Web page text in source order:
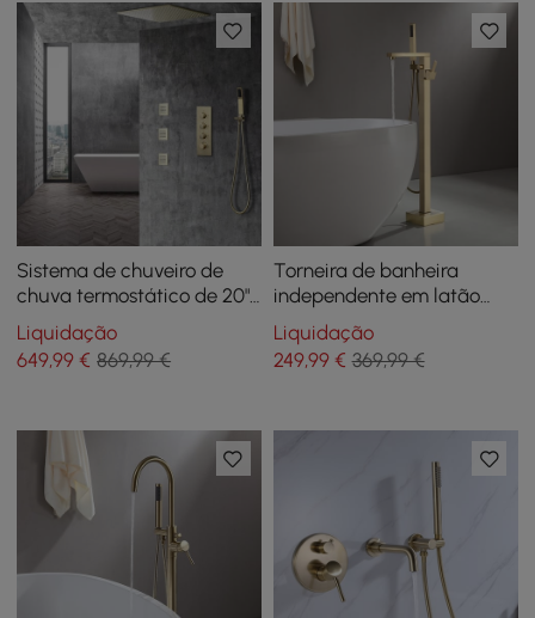
Sistema de chuveiro de
chuva termostático de 20"
para montagem no teto em
ouro escovado com jatos
Body Sprays
Liquidação
649,99 € 869,99 €
Torneira de banheira
independente em latão
escovado dourado com
chuveiro de mão
Liquidação
249,99€ 369,99 €